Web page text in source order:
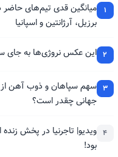
1
میانگین قدی تیم‌های حاضر
برزیل، آرژانتین و اسپانیا
2 این عکس نروژی‌ها به جای
3 سهم سپاهان و ذوب آهن
جهانی چقدر است؟
4 ویدیو| تاجرنیا در پخش زنده
بود!